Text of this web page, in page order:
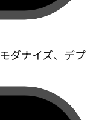
ダナイズ、デプ